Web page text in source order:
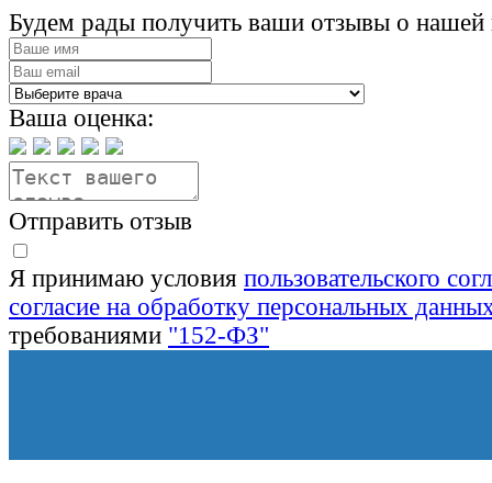
Будем рады получить ваши отзывы о нашей
Ваша оценка:
Отправить отзыв
Я принимаю условия пользовательского
согласие на обработку персональных
требованиями "152-ФЗ"